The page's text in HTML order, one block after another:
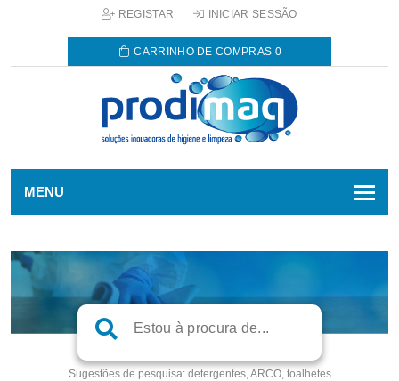
REGISTAR INICIAR SESSÃO
CARRINHO DE COMPRAS 0
MENU
Sugestões de pesquisa:detergentes, ARCO, toalhetes